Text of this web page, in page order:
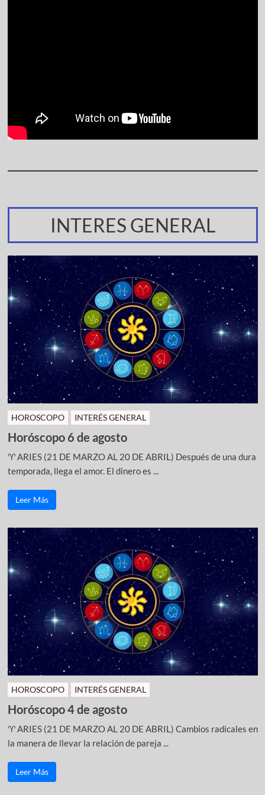
INTERES GENERAL
HOROSCOPO INTERÉS GENERAL
Horóscopo 6 de agosto
♈ ARIES (21 DE MARZO AL 20 DE ABRIL) Después de una dura
temporada, llega el amor. El dinero es ...
Leer Más
HOROSCOPO INTERÉS GENERAL
Horóscopo 4 de agosto
♈ ARIES (21 DE MARZO AL 20 DE ABRIL) Cambios radicales en
la manera de llevar la relación de pareja ...
Leer Más